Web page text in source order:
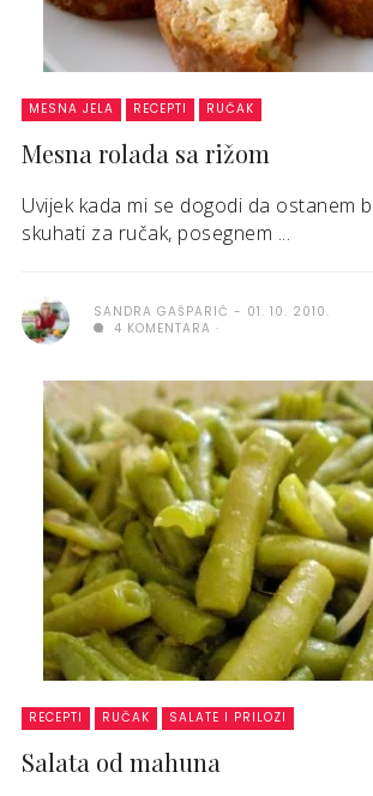
MESNA JELA RECEPTI RUČAK
Mesna rolada sa rižom
Uvijek kada mi se dogodi da ostanem
skuhati za ručak, posegnem ...
SANDRA GAŠPARIĆ
01. 10. 2010.
4 KOMENTARA
RECEPTI RUČAK SALATE I PRILOZI
Salata od mahuna